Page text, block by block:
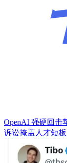
OpenAI 强硬回击
诉讼掩盖人才短板